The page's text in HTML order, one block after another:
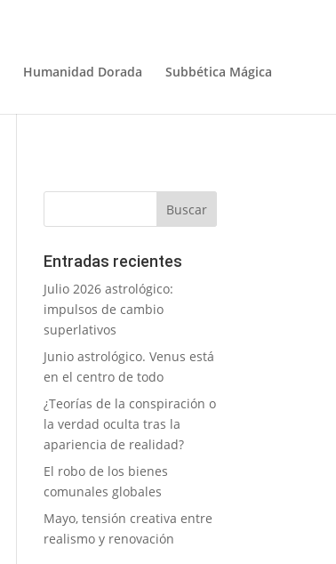
Humanidad Dorada
Subbética Mágica
Entradas recientes
Julio 2026 astrológico:
impulsos de cambio
superlativos
Junio astrológico. Venus está
en el centro de todo
¿Teorías de la conspiración o
la verdad oculta tras la
apariencia de realidad?
El robo de los bienes
comunales globales
Mayo, tensión creativa entre
realismo y renovación